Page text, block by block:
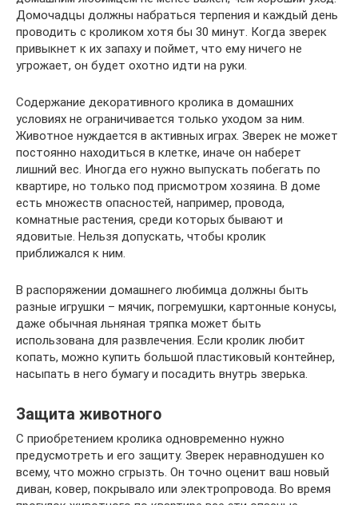
Домочадцы должны набраться терпения и каждый день
проводить с кроликом хотя бы 30 минут. Когда зверек
привыкнет к их запаху и поймет, что ему ничего не
угрожает, он будет охотно идти на руки.
Содержание декоративного кролика в домашних
условиях не ограничивается только уходом за ним.
Животное нуждается в активных играх. Зверек не может
постоянно находиться в клетке, иначе он наберет
лишний вес. Иногда его нужно выпускать побегать по
квартире, но только под присмотром хозяина. В доме
есть множеств опасностей, например, провода,
комнатные растения, среди которых бывают и
ядовитые. Нельзя допускать, чтобы кролик
приближался к ним.
В распоряжении домашнего любимца должны быть
разные игрушки – мячик, погремушки, картонные конусы,
даже обычная льняная тряпка может быть
использована для развлечения. Если кролик любит
копать, можно купить большой пластиковый контейнер,
насыпать в него бумагу и посадить внутрь зверька.
Защита животного
С приобретением кролика одновременно нужно
предусмотреть и его защиту. Зверек неравнодушен ко
всему, что можно сгрызть. Он точно оценит ваш новый
диван, ковер, покрывало или электропровода. Во время